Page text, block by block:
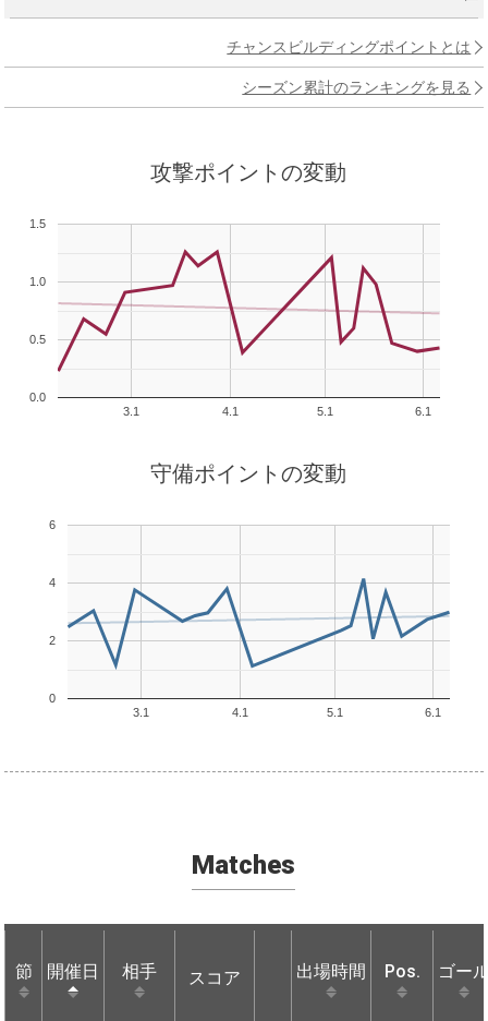
チャンスビルディングポイントとは
シーズン累計のランキングを見る
攻撃ポイントの変動
3.1 4.1 5.1 6.1
0.0
0.5
1.0
1.5
守備ポイントの変動
3.1 4.1 5.1 6.1
0
2
4
6
Matches
節 開催日 相手 スコア 出場時間 Pos. ゴー
節 開催日 相手